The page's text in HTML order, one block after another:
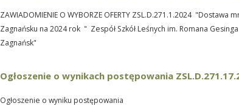
ZAWIADOMIENIE O WYBORZE OFERTY ZSL.D.271.1.2024 "Dostawa
Zagnańsku na 2024 rok " Zespół Szkół Leśnych im. Romana
Zagnańsk"
Ogłoszenie o wynikach postępowania
Ogłoszenie o wyniku postępowania